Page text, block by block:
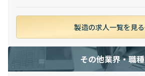
製造の求人一覧を見る
その他業界・職種